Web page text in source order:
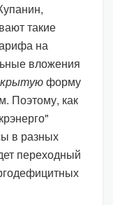
такие
на
вложения
форму
Поэтому, как
в разных
переходный